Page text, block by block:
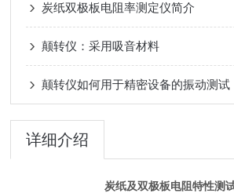
炭纸双极板电阻率测定仪简介
颠转仪：采用吸音材料
颠转仪如何用于精密设备的振动测试
详细介绍
炭纸及双极板电阻特性测